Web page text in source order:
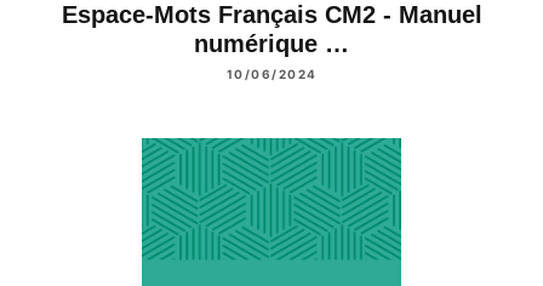
Espace-Mots Français CM2 - Manuel
numérique …
10/06/2024